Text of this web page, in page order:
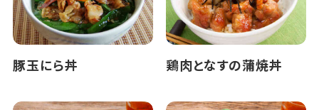
豚玉にら丼 鶏肉となすの蒲焼丼